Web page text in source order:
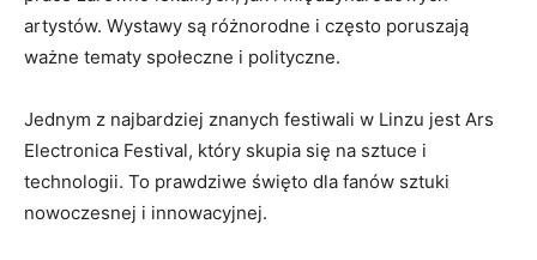
artystów. Wystawy są różnorodne i często poruszają⁣
ważne tematy społeczne i ⁣polityczne.
Jednym z najbardziej ⁣znanych festiwali w Linzu jest Ars
Electronica Festival, który skupia się na sztuce ​i
technologii. To​ prawdziwe święto dla fanów sztuki
nowoczesnej i innowacyjnej.